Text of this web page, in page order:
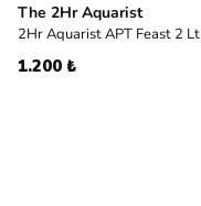
The 2Hr Aquarist
2Hr Aquarist APT Feast 2 Lt
1.200 ₺